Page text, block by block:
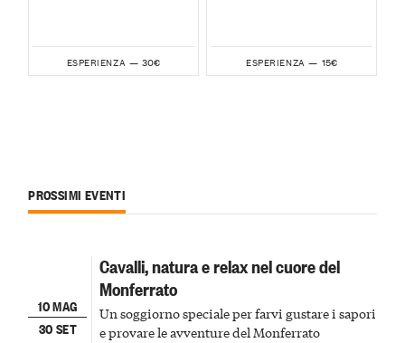
ESPERIENZA — 30€ ESPERIENZA — 15€
PROSSIMI EVENTI
10 MAG
30 SET
Cavalli, natura e relax nel cuore del
Monferrato
Un soggiorno speciale per farvi gustare i sapori
e provare le avventure del Monferrato